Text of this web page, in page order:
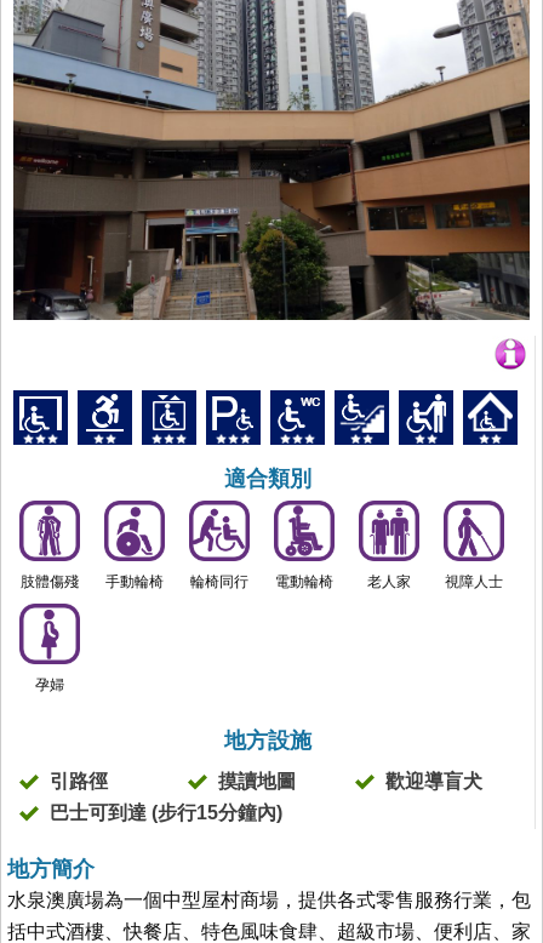
適合類別
肢體傷殘 手動輪椅 輪椅同行 電動輪椅 老人家 視障人士
孕婦
地方設施
引路徑 摸讀地圖
歡迎導盲犬
巴士可到達 (步行15分鐘內)
地方簡介
水泉澳廣場為一個中型屋村商場，提供各式零售服務行業，包
括中式酒樓、快餐店、特色風味食肆、超級市場、便利店、家